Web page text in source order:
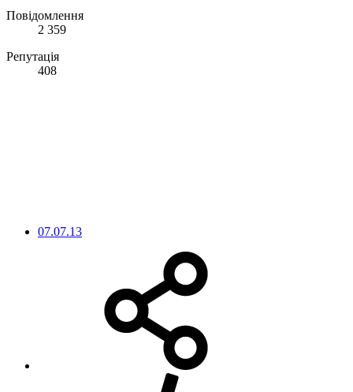
Повідомлення
2 359
Репутація
408
07.07.13